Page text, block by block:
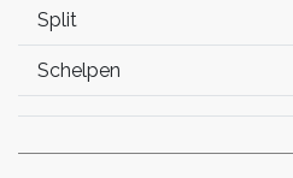
Split
Schelpen